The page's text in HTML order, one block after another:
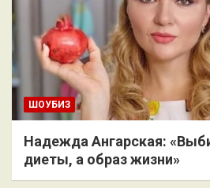
ШОУБИЗ
Надежда Ангарская:
диеты, а образ жизни»